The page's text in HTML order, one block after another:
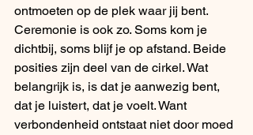
ontmoeten op de plek waar jij bent.
Ceremonie is ook zo. Soms kom je
dichtbij, soms blijf je op afstand. Beide
posities zijn deel van de cirkel. Wat
belangrijk is, is dat je aanwezig bent,
dat je luistert, dat je voelt. Want
verbondenheid ontstaat niet door moed